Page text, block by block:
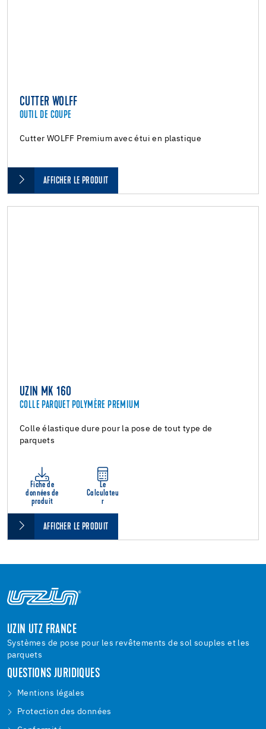
CUTTER WOLFF
OUTIL DE COUPE
Cutter WOLFF Premium avec étui en plastique
AFFICHER LE PRODUIT
UZIN MK 160
COLLE PARQUET POLYMÈRE PREMIUM
Colle élastique dure pour la pose de tout type de
parquets
Fiche de
données de
produit
Le
Calculateu
r
AFFICHER LE PRODUIT
UZIN UTZ FRANCE
Systèmes de pose pour les revêtements de sol souples et les
parquets
QUESTIONS JURIDIQUES
Mentions légales
Protection des données